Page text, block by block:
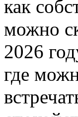
как
можно
2026
где